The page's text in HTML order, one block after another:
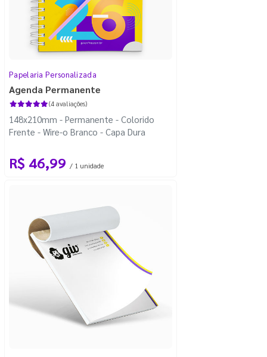
Papelaria Personalizada
Agenda Permanente
(4 avaliações)
148x210mm - Permanente - Colorido
Frente - Wire-o Branco - Capa Dura
R$ 46,99 / 1 unidade